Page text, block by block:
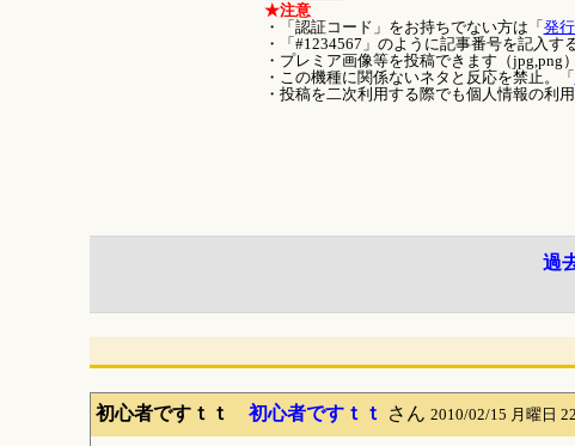
★注意
・「認証コード」をお持ちでない方は「 発
・「#1234567」のように記事番号を記入す
・プレミア画像等を投稿できます（jpg,png
・この機種に関係ないネタと反応を禁止。「
・投稿を二次利用する際でも個人情報の利用
過
初心者ですｔｔ 初心者ですｔｔ さん 2010/02/15 月曜日